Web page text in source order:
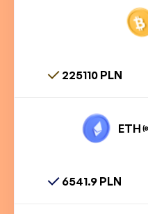
225110 PLN
ETH
6541.9 PLN